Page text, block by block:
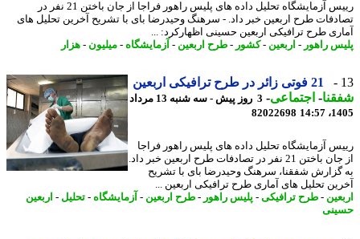
رییس آزمایشگاه تحلیل داده های پلیس راهور فراجا از جان باختن 21 نفر در
طرح اربعین خبر داد. - سرهنگ وحیدرضا بای با تشریح آخرین تحلیل های
طرح ترافیکی اربعین حسینی اظهارکرد: ...
راهور -اربعین -کشور-طرح اربعین -آزمایشگاه-میلیون-هزار
21 فوتی زائر در طرح ترافیکی اربعین
-اجتماعی-
3 روز پیش - سه شنبه 13 مرداد
82022698
آزمایشگاه تحلیل داده های پلیس راهور فراجا
از جان باختن 21 نفر در تصادفات طرح اربعین خبر داد.
شفقنا، سرهنگ وحیدرضا بای با تشریح
تحلیل های آماری طرح ترافیکی اربعین ...
-طرح ترافیکی-پلیس راهور -طرح اربعین -آزمایشگاه-تحلیل-اربعین